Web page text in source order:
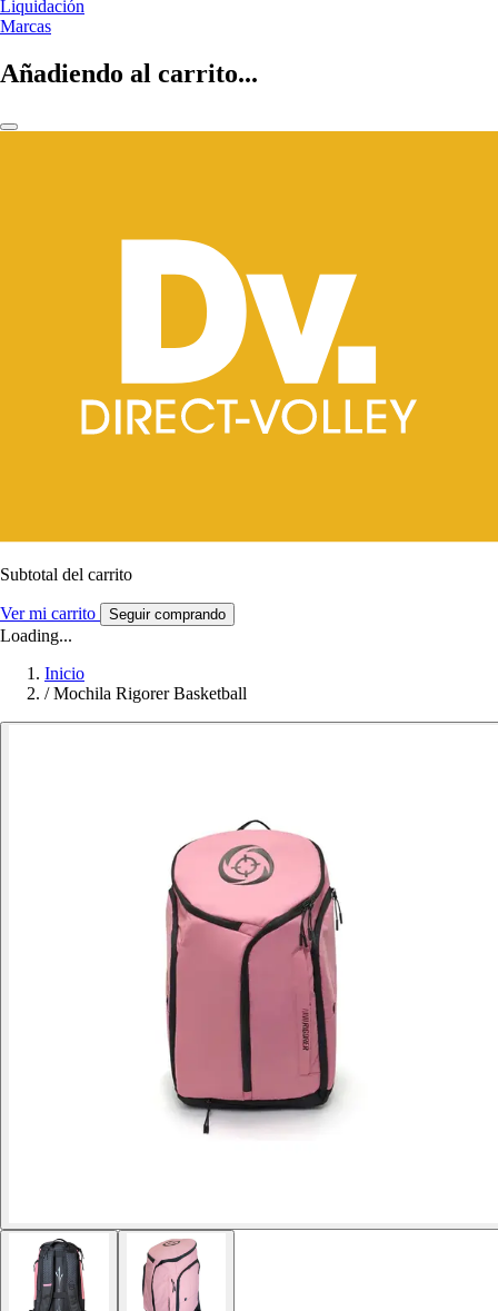
Liquidación
Marcas
Añadiendo al carrito...
Subtotal del carrito
Ver mi carrito Seguir comprando
Loading...
Inicio
/ Mochila Rigorer Basketball